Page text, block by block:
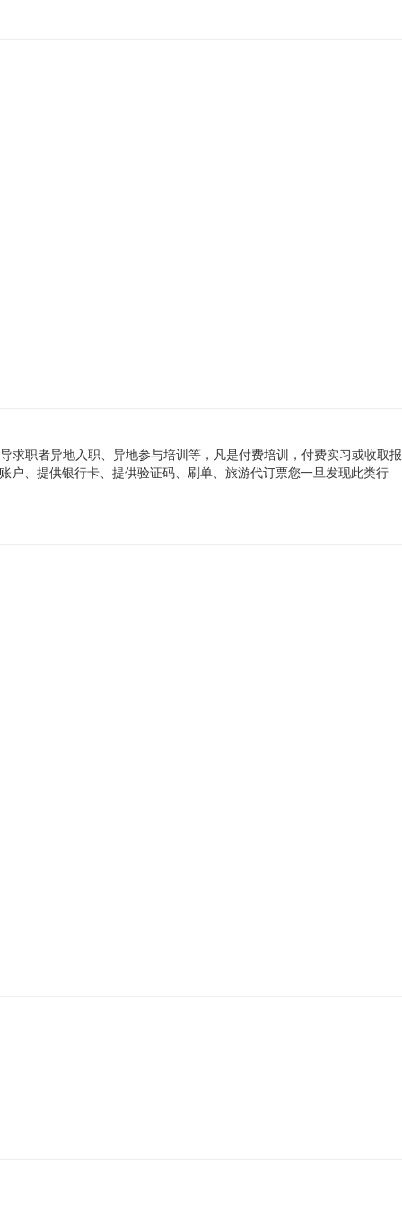
职者异地入职、异地参与培训等，凡是付费培训，付费实习或收取报
、提供银行卡、提供验证码、刷单、旅游代订票您一旦发现此类行